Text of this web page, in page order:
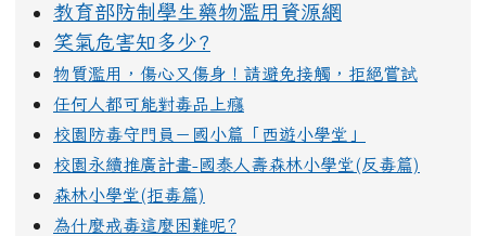
教育部防制學生藥物濫用資源網
笑氣危害知多少?
物質濫用，傷心又傷身！請避免接觸，拒絕嘗試
任何人都可能對毒品上癮
校園防毒守門員－國小篇「西遊小學堂」
校園永續推廣計畫-國泰人壽森林小學堂(反毒篇)
森林小學堂(拒毒篇)
為什麼戒毒這麼困難呢?